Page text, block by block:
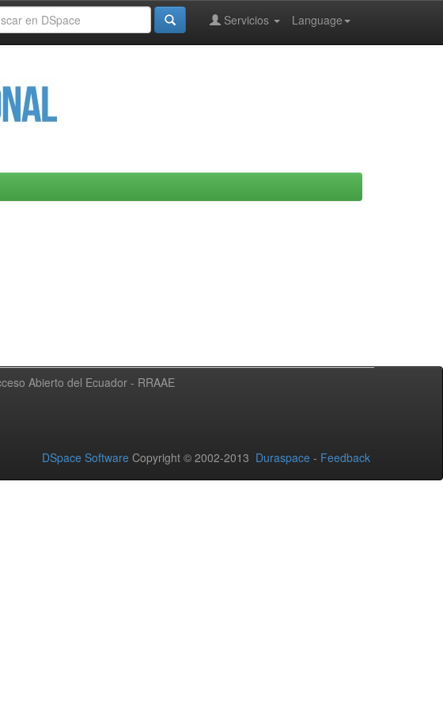
Language
Servicios
Abierto del Ecuador - RRAAE
DSpace Software Copyright © 2002-2013 Duraspace - Feedback